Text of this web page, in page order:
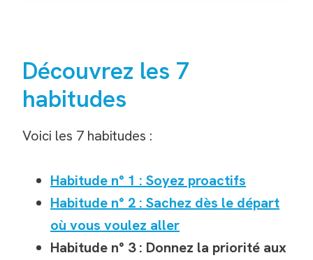
Découvrez les 7
habitudes
Voici les 7 habitudes :
Habitude n° 1 : Soyez proactifs
Habitude n° 2 : Sachez dès le départ
où vous voulez aller
Habitude n° 3 : Donnez la priorité aux